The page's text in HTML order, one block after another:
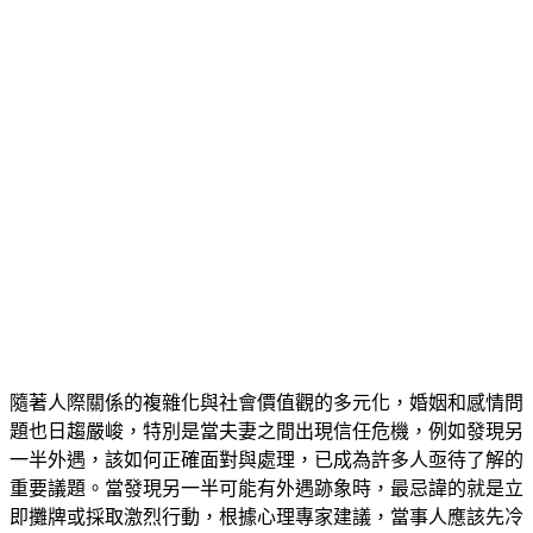
隨著人際關係的複雜化與社會價值觀的多元化，婚姻和感情問
題也日趨嚴峻，特別是當夫妻之間出現信任危機，例如發現另
一半外遇，該如何正確面對與處理，已成為許多人亟待了解的
重要議題。當發現另一半可能有外遇跡象時，最忌諱的就是立
即攤牌或採取激烈行動，根據心理專家建議，當事人應該先冷